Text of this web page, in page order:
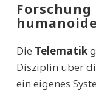
Die Telematik
Disziplin über
ein eigenes